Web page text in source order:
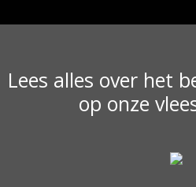
Lees alles over het
op onze